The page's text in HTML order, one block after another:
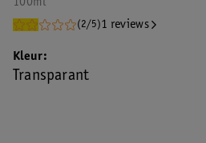
(2/5)1 reviews
Kleur
Transparant